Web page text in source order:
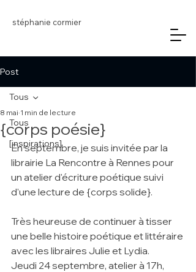
stéphanie cormier
Post
Tous
[inspirations]
Tous
{corps poésie}
8 mai 1 min de lecture
En septembre, je suis invitée par la
librairie La Rencontre à Rennes pour
un atelier d'écriture poétique suivi
d'une lecture de {corps solide}.
Très heureuse de continuer à tisser
une belle histoire poétique et littéraire
avec les libraires Julie et Lydia.
Jeudi 24 septembre, atelier à 17h,